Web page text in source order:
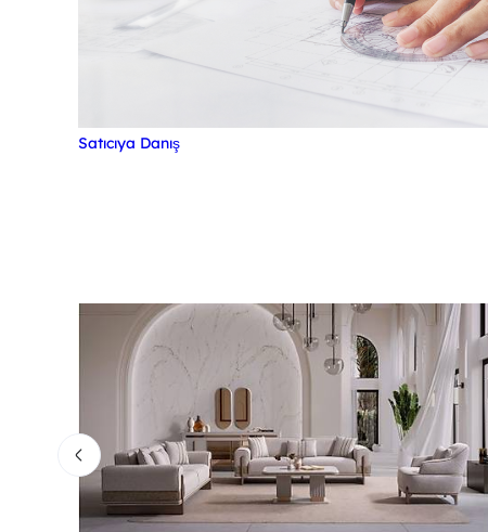
Satıcıya Danış